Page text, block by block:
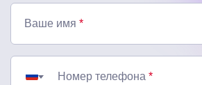
Ваше имя *
Номер телефона *